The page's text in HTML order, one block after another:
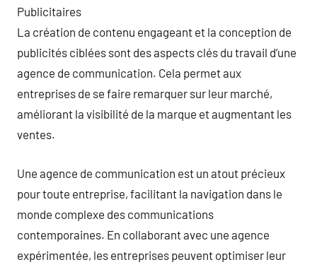
Publicitaires
La création de contenu engageant et la conception de
publicités ciblées sont des aspects clés du travail d’une
agence de communication. Cela permet aux
entreprises de se faire remarquer sur leur marché,
améliorant la visibilité de la marque et augmentant les
ventes.
Une agence de communication est un atout précieux
pour toute entreprise, facilitant la navigation dans le
monde complexe des communications
contemporaines. En collaborant avec une agence
expérimentée, les entreprises peuvent optimiser leur